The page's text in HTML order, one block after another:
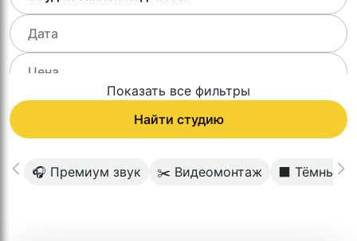
Показать все фильтры
Найти студию
🎧 Премиум звук ✂️ Видеомонтаж ⬛️ Тёмный